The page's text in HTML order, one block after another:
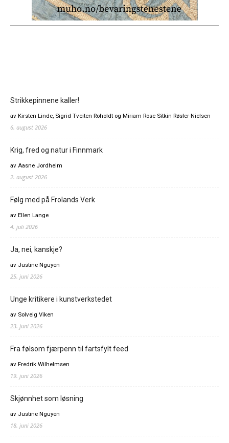
Strikkepinnene kaller!
av Kirsten Linde, Sigrid Tveiten Roholdt og Miriam Rose Sitkin Røsler-Nielsen
6. august 2026
Krig, fred og natur i Finnmark
av Aasne Jordheim
2. august 2026
Følg med på Frolands Verk
av Ellen Lange
4. juli 2026
Ja, nei, kanskje?
av Justine Nguyen
25. juni 2026
Unge kritikere i kunstverkstedet
av Solveig Viken
23. juni 2026
Fra følsom fjærpenn til fartsfylt feed
av Fredrik Wilhelmsen
19. juni 2026
Skjønnhet som løsning
av Justine Nguyen
18. juni 2026